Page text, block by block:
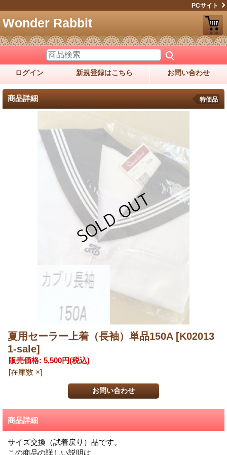
PCサイト
Wonder Rabbit
ログイン 新規登録はこちら お問い合わせ
商品詳細 特価品
夏用セーラー上着（長袖）単品150A [K02013
1-sale]
販売価格: 5,500円(税込)
[在庫数 ×]
商品詳細
サイズ交換（試着戻り）品です。
この商品の詳しい説明は、